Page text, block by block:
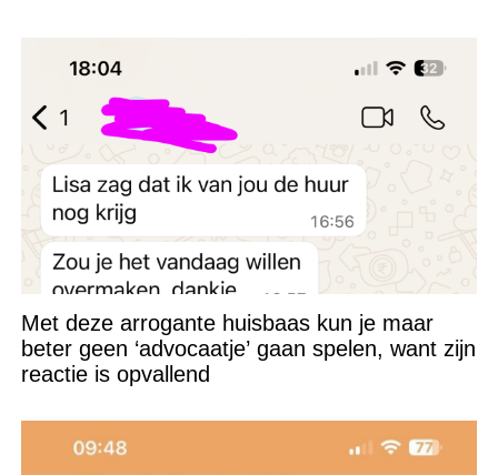
Met deze arrogante huisbaas kun je maar
beter geen ‘advocaatje’ gaan spelen, want zijn
reactie is opvallend